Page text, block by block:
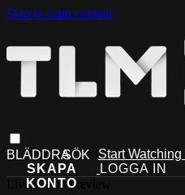
Skip to main content
Start Watching
Live stream preview